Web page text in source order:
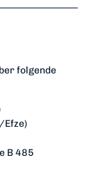
folgende
Efze)
B 485